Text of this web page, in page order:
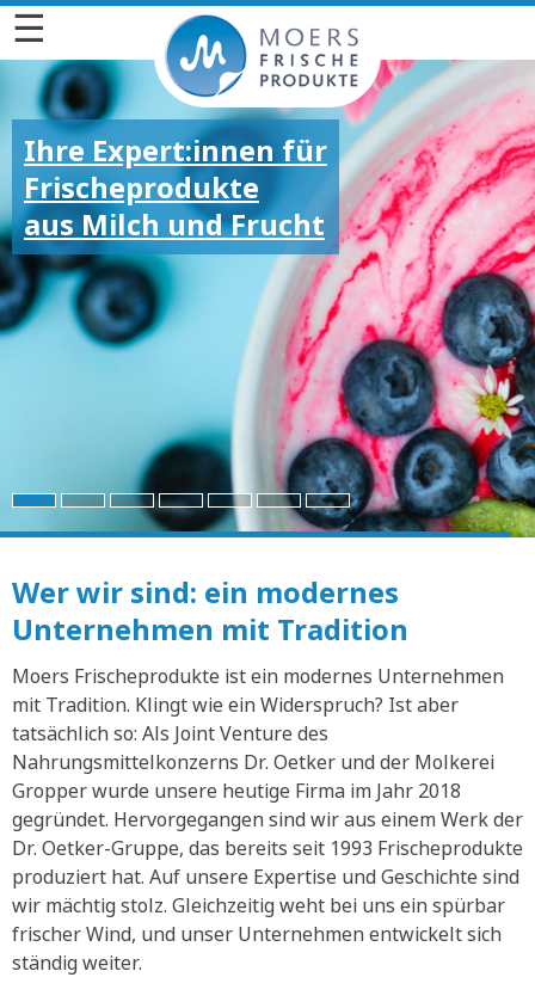
☰
Ihre Expert:innen für
Frischeprodukte
aus Milch und Frucht
Für die großen und
kleinen Emotionen
Wer wir sind: ein modernes
Unternehmen mit Tradition
Moers Frischeprodukte ist ein modernes Unternehmen
mit Tradition. Klingt wie ein Widerspruch? Ist aber
tatsächlich so: Als Joint Venture des
Nahrungsmittelkonzerns Dr. Oetker und der Molkerei
Gropper wurde unsere heutige Firma im Jahr 2018
gegründet. Hervorgegangen sind wir aus einem Werk der
Dr. Oetker-Gruppe, das bereits seit 1993 Frischeprodukte
produziert hat. Auf unsere Expertise und Geschichte sind
wir mächtig stolz. Gleichzeitig weht bei uns ein spürbar
frischer Wind, und unser Unternehmen entwickelt sich
ständig weiter.